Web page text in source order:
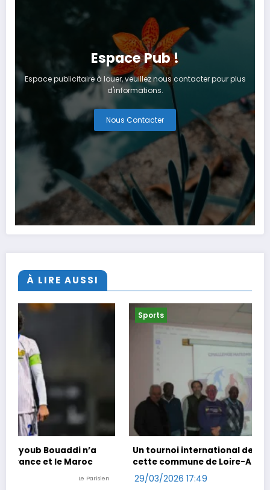
Espace Pub !
Espace publicitaire à louer, veuillez nous contacter pour plus
d'informations.
Nous Contacter
À LIRE AUSSI
Un tournoi international de foot en marchant dans
cette commune de Loire-Atlantique
29/03/2026 17:49